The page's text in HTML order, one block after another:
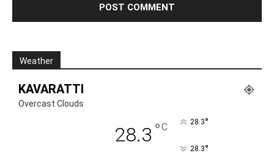
Weather
KAVARATTI
Overcast Clouds
28.3 °C 28.3°
28.3°